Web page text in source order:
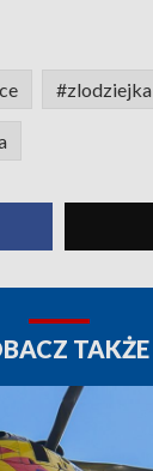
#zlodziejka
TAKŻE